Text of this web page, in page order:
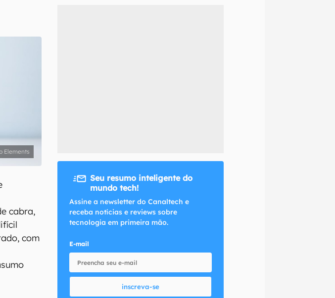
Elements
cabra,
com
Seu resumo inteligente do
mundo tech!
Assine a newsletter do Canaltech e
receba notícias e reviews sobre
tecnologia em primeira mão.
E-mail
inscreva-se